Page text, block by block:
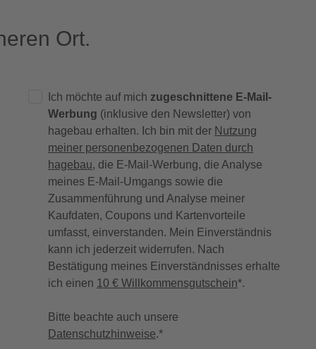
Ort.
Ich möchte auf mich zugeschnittene E-Mail-
Werbung (inklusive den Newsletter) von
hagebau erhalten. Ich bin mit der Nutzung
meiner personenbezogenen Daten durch
hagebau, die E-Mail-Werbung, die Analyse
meines E-Mail-Umgangs sowie die
Zusammenführung und Analyse meiner
Kaufdaten, Coupons und Kartenvorteile
umfasst, einverstanden. Mein Einverständnis
kann ich jederzeit widerrufen. Nach
Bestätigung meines Einverständnisses erhalte
ich einen 10 € Willkommensgutschein*.
Bitte beachte auch unsere
Datenschutzhinweise.